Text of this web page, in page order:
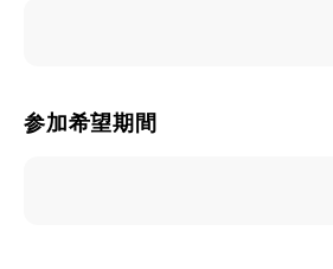
参加希望期間